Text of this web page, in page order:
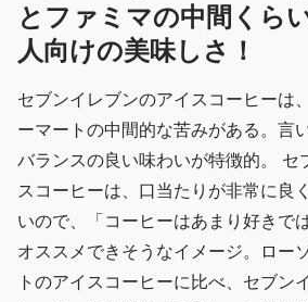
とファミマの中間くら
人向けの美味しさ！
セブンイレブンのアイスコーヒーは
ーマートの中間的な苦みがある。言
バランスの良い味わいが特徴的。 セ
スコーヒーは、口当たりが非常に良
いので、「コーヒーはあまり好きで
オススメできそうなイメージ。ロー
トのアイスコーヒーに比べ、セブン